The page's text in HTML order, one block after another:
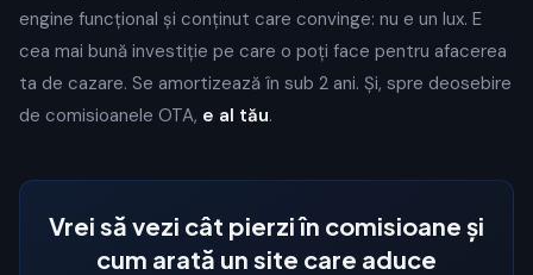
engine funcțional și conținut care convinge: nu e un lux. E
cea mai bună investiție pe care o poți face pentru afacerea
ta de cazare. Se amortizează în sub 2 ani. Și, spre deosebire
de comisioanele OTA, e al tău.
Vrei să vezi cât pierzi în comisioane și
cum arată un site care aduce